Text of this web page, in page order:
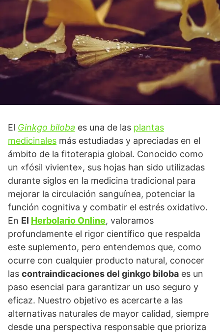
El Ginkgo biloba es una de las plantas
medicinales más estudiadas y apreciadas en el
ámbito de la fitoterapia global. Conocido como
un «fósil viviente», sus hojas han sido utilizadas
durante siglos en la medicina tradicional para
mejorar la circulación sanguínea, potenciar la
función cognitiva y combatir el estrés oxidativo.
En El Herbolario Online, valoramos
profundamente el rigor científico que respalda
este suplemento, pero entendemos que, como
ocurre con cualquier producto natural, conocer
las contraindicaciones del ginkgo biloba es un
paso esencial para garantizar un uso seguro y
eficaz. Nuestro objetivo es acercarte a las
alternativas naturales de mayor calidad, siempre
desde una perspectiva responsable que prioriza